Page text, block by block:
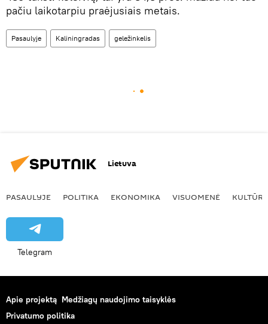
pačiu laikotarpiu praėjusiais metais.
Pasaulyje Kaliningradas geležinkelis
Lietuva
PASAULYJE POLITIKA EKONOMIKA VISUOMENĖ KULTŪRA
Telegram
Apie projektą Medžiagų naudojimo taisyklės
Privatumo politika